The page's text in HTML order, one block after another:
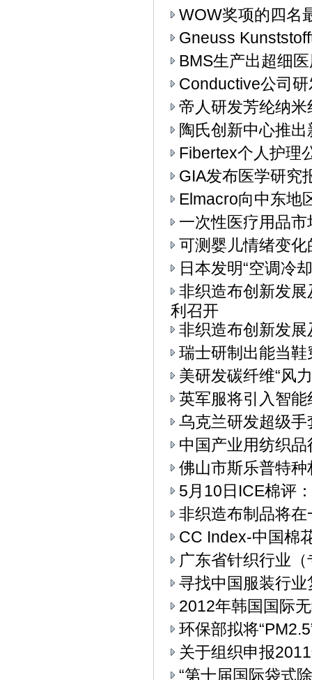
WOW奖项的四名
Gneuss
BMS生产出超细
Conductive公司
帝人研发芳纶纳
陶氏创新中心推出
Fibertex个人护理
GIA发布医学研究
Elmacro向中东地
一次性医疗用品
可测婴儿情绪变
日本发明“空调冷
非织造布创新发
利召开
非织造布创新发
瑞士研制出能当鞋
美研发碳纤维“风
英军服将引入智
乌克兰研发超级
中国产业用纺织
佛山市斯乐普特
5月10日ICE棉评
非织造布制品将
CC Index-中国棉
广东省针织行业
寻找中国服装行
2012年韩国国际
环保部拟将
关于组织申报
“第十届国际袋式